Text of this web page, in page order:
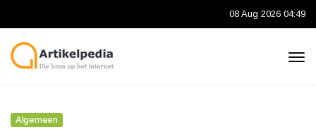
08 Aug 2026 04:49
Algemeen